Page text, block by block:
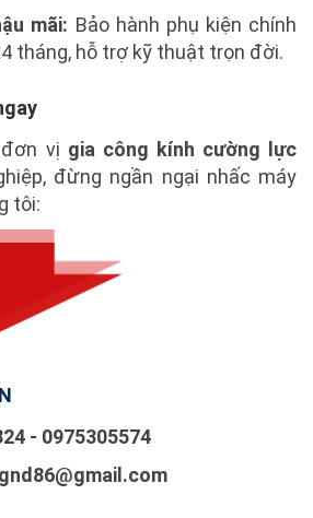
mãi: Bảo hành phụ kiện chính
tháng, hỗ trợ kỹ thuật trọn đời.
vị gia công kính cường lực
đừng ngần ngại nhấc máy
tôi:
- 0975305574